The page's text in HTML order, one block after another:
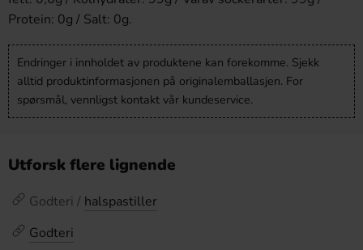
Protein: 0g / Salt: 0g.
Endringer i innholdet av produktene kan forekomme. Sjekk
alltid produktinformasjonen på originalemballasjen. For
spørsmål, vennligst kontakt vår kundeservice.
Utforsk flere lignende
Godteri / halspastiller
Godteri